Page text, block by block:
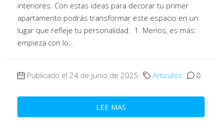
interiores. Con estas ideas para decorar tu primer
apartamento podrás transformar este espacio en un
lugar que refleje tu personalidad. 1. Menos, es más:
empieza con lo...
Publicado el 24 de junio de 2025 Articulos 0
LEE MAS